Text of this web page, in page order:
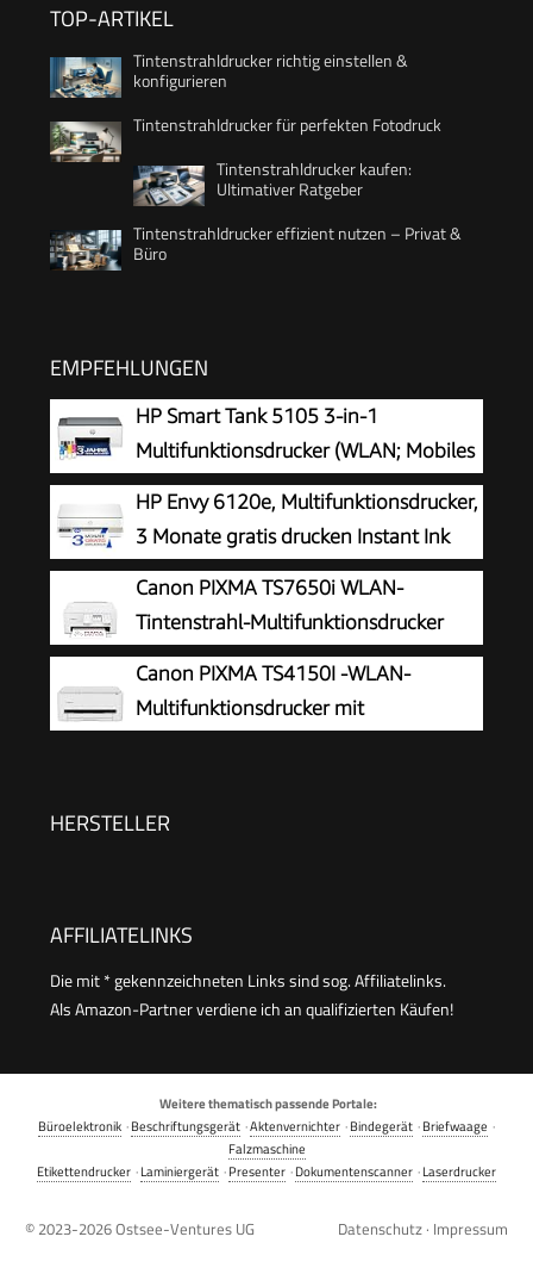
TOP-ARTIKEL
Tintenstrahldrucker richtig einstellen &
konfigurieren
Tintenstrahldrucker für perfekten Fotodruck
Tintenstrahldrucker kaufen:
Ultimativer Ratgeber
Tintenstrahldrucker effizient nutzen – Privat &
Büro
EMPFEHLUNGEN
HP Smart Tank 5105 3-in-1
Multifunktionsdrucker (WLAN; Mobiles
Drucken) – 3 Jahre Tinte inklusive, 3
Jahre Garantie, großer Tintentank, hohe
Reichweite, Drucken in hoher Qualität
HP Envy 6120e, Multifunktionsdrucker,
3 Monate gratis drucken Instant Ink
inklusive, Drucken, Kopieren, Scannen,
Mobiler Faxversand, Wi-Fi, Beidseitiger Druck
Canon PIXMA TS7650i WLAN-
Tintenstrahl-Multifunktionsdrucker
Canon PIXMA TS4150I -WLAN-
Multifunktionsdrucker mit
Smartphone leicht gemacht PIXMA Print Plan
HERSTELLER
AFFILIATELINKS
Die mit * gekennzeichneten Links sind sog. Affiliatelinks.
Als Amazon-Partner verdiene ich an qualifizierten Käufen!
Weitere thematisch passende Portale:
Büroelektronik ·Beschriftungsgerät ·Aktenvernichter ·Bindegerät ·Briefwaage ·
Falzmaschine
Etikettendrucker ·Laminiergerät ·Presenter ·Dokumentenscanner ·Laserdrucker
© 2023-2026Ostsee-Ventures UG Datenschutz · Impressum